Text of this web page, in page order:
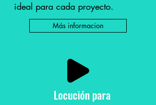
ideal para cada proyecto.
Más informacion
Locuciónpara